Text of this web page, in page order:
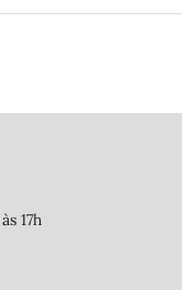
17h